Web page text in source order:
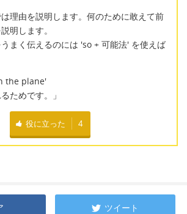
理由を説明します。何のために敢えて前
明します。
まく伝えるのには 'so + 可能法' を使えば
the plane'
ためです。」
役に立った 4
ツイート